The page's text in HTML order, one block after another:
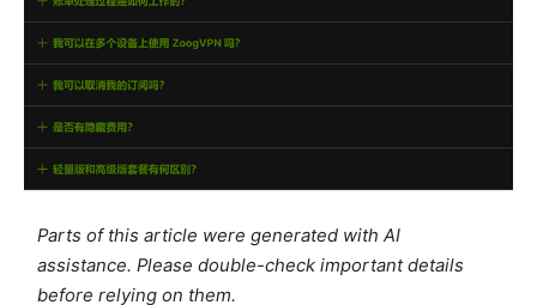
Parts of this article were generated with AI
assistance. Please double-check important details
before relying on them.